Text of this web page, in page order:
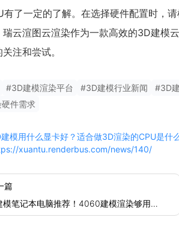
有了一定的了解。在选择硬件配置时，
瑞云渲图云渲染作为一款高效的3D建模
注和尝试。
#3D建模渲染平台 #3D建模行业新闻 #3D
件需求
模用什么显卡好？适合做3D渲染的CPU是什
xuantu.renderbus.com/news/140/
篇
模笔记本电脑推荐！4060建模渲染够用